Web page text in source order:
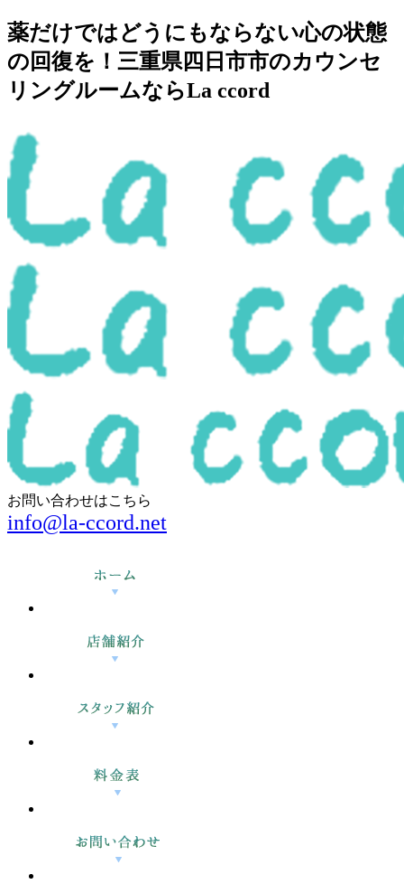
薬だけではどうにもならない心の状態
の回復を！三重県四日市市のカウンセ
リングルームならLa ccord
お問い合わせはこちら
info@la-ccord.net